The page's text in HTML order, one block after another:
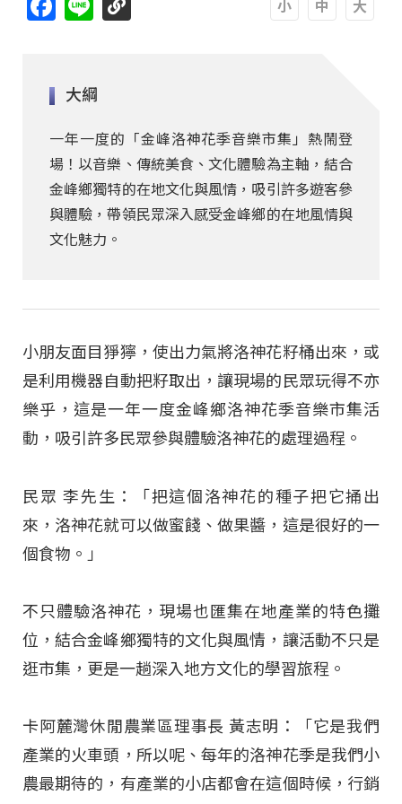
大綱
一年一度的「金峰洛神花季音樂市集」熱鬧登
場！以音樂、傳統美食、文化體驗為主軸，結合
金峰鄉獨特的在地文化與風情，吸引許多遊客參
與體驗，帶領民眾深入感受金峰鄉的在地風情與
文化魅力。
小朋友面目猙獰，使出力氣將洛神花籽桶出來，或
是利用機器自動把籽取出，讓現場的民眾玩得不亦
樂乎，這是一年一度金峰鄉洛神花季音樂市集活
動，吸引許多民眾參與體驗洛神花的處理過程。
民眾 李先生：「把這個洛神花的種子把它捅出
來，洛神花就可以做蜜餞、做果醬，這是很好的一
個食物。」
不只體驗洛神花，現場也匯集在地產業的特色攤
位，結合金峰鄉獨特的文化與風情，讓活動不只是
逛市集，更是一趟深入地方文化的學習旅程。
卡阿麓灣休閒農業區理事長 黃志明：「它是我們
產業的火車頭，所以呢、每年的洛神花季是我們小
農最期待的，有產業的小店都會在這個時候，行銷